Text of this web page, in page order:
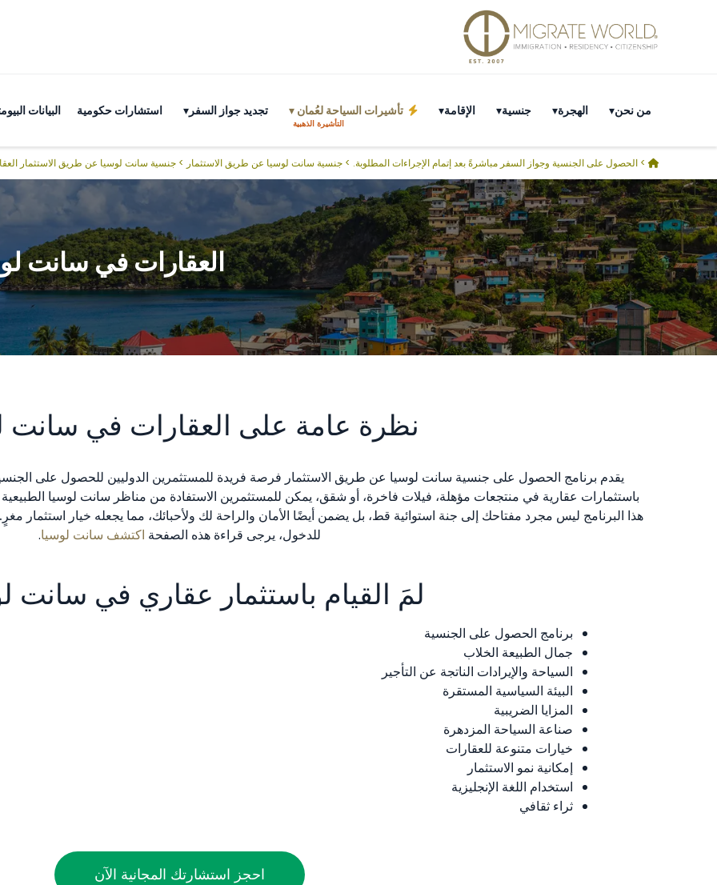
من نحن الهجرة جنسية الإقامة تأشيرات السياحة لعُمان
التأشيرة الذهبية
تجديد جواز السفر استشارات حكومية البيانات
> الحصول على الجنسية وجواز السفر مباشرةً بعد إتمام الإجراءات المطلوبة. > جنسية سانت لوسيا عن طريق الاستثمار > جنسية سانت لوسيا عن طريق الاستثمار
العقارات في سانت
نظرة عامة على العقارات في سانت
يقدم برنامج الحصول على جنسية سانت لوسيا عن طريق الاستثمار فرصة فريدة للمستثمرين الدوليين للحصول على
باستثمارات عقارية في منتجعات مؤهلة، فيلات فاخرة، أو شقق، يمكن للمستثمرين الاستفادة من مناظر سانت لوسيا الطبيعية
هذا البرنامج ليس مجرد مفتاحك إلى جنة استوائية قط، بل يضمن أيضًا الأمان والراحة لك ولأحبائك، مما يجعله خيار استثمار مغرٍ.
للدخول، يرجى قراءة هذه الصفحة اكتشف سانت لوسيا.
لمَ القيام باستثمار عقاري في سانت
برنامج الحصول على الجنسية
جمال الطبيعة الخلاب
السياحة والإيرادات الناتجة عن التأجير
البيئة السياسية المستقرة
المزايا الضريبية
صناعة السياحة المزدهرة
خيارات متنوعة للعقارات
إمكانية نمو الاستثمار
استخدام اللغة الإنجليزية
ثراء ثقافي
احجز استشارتك المجانية الآن